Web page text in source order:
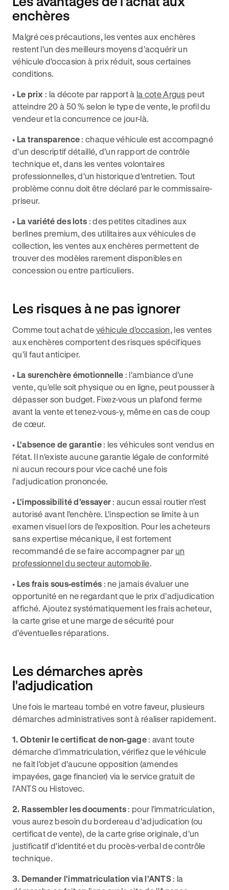
enchères
Malgré ces précautions, les ventes aux enchères
restent l'un des meilleurs moyens d'acquérir un
véhicule d'occasion à prix réduit, sous certaines
conditions.
• Le prix : la décote par rapport à la cote Argus peut
atteindre 20 à 50 % selon le type de vente, le profil du
vendeur et la concurrence ce jour-là.
• La transparence : chaque véhicule est accompagné
d'un descriptif détaillé, d'un rapport de contrôle
technique et, dans les ventes volontaires
professionnelles, d'un historique d'entretien. Tout
problème connu doit être déclaré par le commissaire-
priseur.
• La variété des lots : des petites citadines aux
berlines premium, des utilitaires aux véhicules de
collection, les ventes aux enchères permettent de
trouver des modèles rarement disponibles en
concession ou entre particuliers.
Les risques à ne pas ignorer
Comme tout achat devéhicule d'occasion, les ventes
aux enchères comportent des risques spécifiques
qu'il faut anticiper.
• La surenchère émotionnelle : l'ambiance d'une
vente, qu'elle soit physique ou en ligne, peut pousser à
dépasser son budget. Fixez-vous un plafond ferme
avant la vente et tenez-vous-y, même en cas de coup
de cœur.
• L'absence de garantie: les véhicules sont vendus en
l'état. Il n'existe aucune garantie légale de conformité
ni aucun recours pour vice caché une fois
l'adjudication prononcée.
• L'impossibilité d'essayer : aucun essai routier n'est
autorisé avant l'enchère. L'inspection se limite à un
examen visuel lors de l'exposition. Pour les acheteurs
sans expertise mécanique, il est fortement
recommandé de se faire accompagner par un
professionnel du secteur automobile.
• Les frais sous-estimés : ne jamais évaluer une
opportunité en ne regardant que le prix d'adjudication
affiché. Ajoutez systématiquement les frais acheteur,
la carte grise et une marge de sécurité pour
d'éventuelles réparations.
Les démarches après
l'adjudication
Une fois le marteau tombé en votre faveur, plusieurs
démarches administratives sont à réaliser rapidement.
1. Obtenir le certificat de non-gage: avant toute
démarche d'immatriculation, vérifiez que le véhicule
ne fait l'objet d'aucune opposition (amendes
impayées, gage financier) via le service gratuit de
l'ANTS ou Histovec.
2. Rassembler les documents : pour l'immatriculation,
vous aurez besoin du bordereau d'adjudication (ou
certificat de vente), de la carte grise originale, d'un
justificatif d'identité et du procès-verbal de contrôle
technique.
3. Demander l'immatriculation via l'ANTS : la